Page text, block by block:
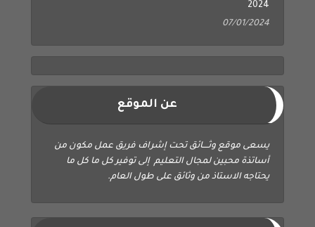
2024
07/01/2024
عن الموقع
يسعى موقع وثــــائق تحت إشراف فريق عمل مكون من
أساتذة محبين لمجال التعليم إلى توفير كل ما كل ما
يحتاجه الاستاذ من وثائق على طول العام.